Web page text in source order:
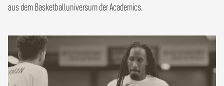
aus dem Basketballuniversum der Academics.